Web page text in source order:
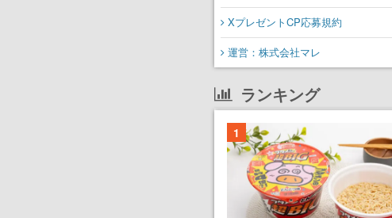
XプレゼントCP応募規約
運営：株式会社マレ
ランキング
1